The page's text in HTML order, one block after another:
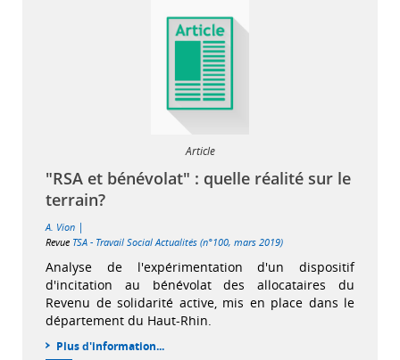
Article
"RSA et bénévolat" : quelle réalité sur le
terrain?
A. Vion |
Revue TSA - Travail Social Actualités (n°100, mars 2019)
Analyse de l'expérimentation d'un dispositif
d'incitation au bénévolat des allocataires du
Revenu de solidarité active, mis en place dans le
département du Haut-Rhin.
Plus d'information...